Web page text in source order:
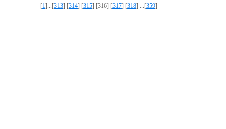
[1]...[313] [314] [315] [316] [317] [318] ...[359]